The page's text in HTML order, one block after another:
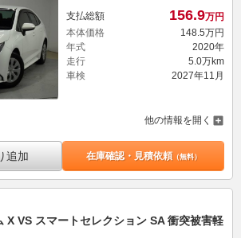
支払総額 156.9万円
本体価格
148. 5万円
年式
2020年
走行
5.0万km
車検
2027年11月
他の情報を開く
追加 在庫確認・見積依頼（無料）
X VS スマートセレクション SA 衝突被害軽